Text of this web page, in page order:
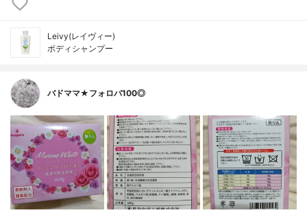
Leivy(レイヴィー)
ボディシャンプー
バドママ★フォロバ100◎